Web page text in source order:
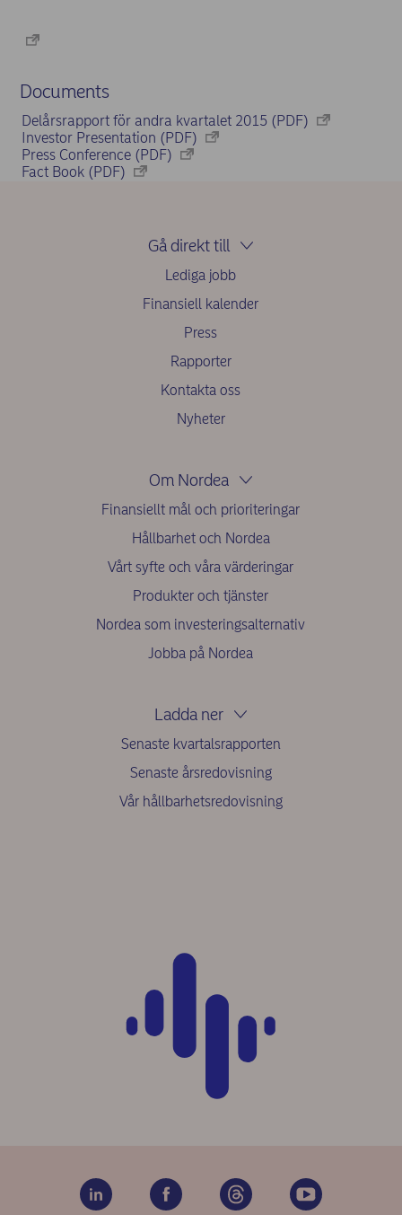
Documents
Delårsrapport för andra kvartalet 2015 (PDF)
Investor Presentation (PDF)
Press Conference (PDF)
Fact Book (PDF)
Gå direkt till
Lediga jobb
Finansiell kalender
Press
Rapporter
Kontakta oss
Nyheter
Om Nordea
Finansiellt mål och prioriteringar
Hållbarhet och Nordea
Vårt syfte och våra värderingar
Produkter och tjänster
Nordea som investeringsalternativ
Jobba på Nordea
Ladda ner
Senaste kvartalsrapporten
Senaste årsredovisning
Vår hållbarhetsredovisning